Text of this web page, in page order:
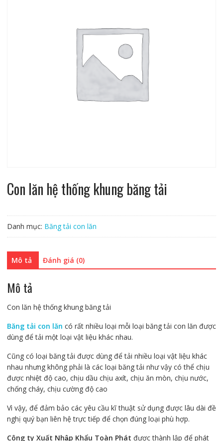
Con lăn hệ thống khung băng tải
Danh mục: Băng tải con lăn
Mô tả Đánh giá (0)
Mô tả
Con lăn hệ thống khung băng tải
Băng tải con lăn có rất nhiều loại mỗi loại băng tải con lăn được
dùng để tải một loại vật liệu khác nhau.
Cũng có loại băng tải được dùng để tải nhiều loại vật liệu khác
nhau nhưng không phải là các loại băng tải như vậy có thể chịu
được nhiệt độ cao, chịu dầu chịu axít, chịu ăn mòn, chịu nước,
chống cháy, chịu cường độ cao
Vì vậy, để đảm bảo các yêu cầu kĩ thuật sử dụng được lâu dài đề
nghị quý bạn liên hệ trực tiếp để chọn đúng loại phù hợp.
Công ty Xuất Nhập Khẩu Toàn Phát được thành lập để phát